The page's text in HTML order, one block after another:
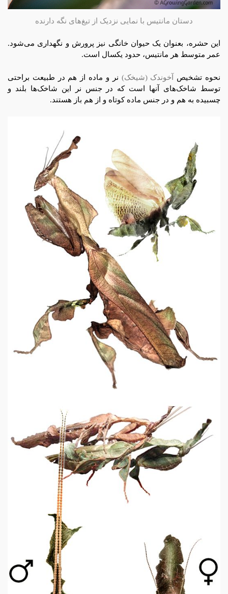
دستان مانتیس با نمایی نزدیک از تیغ‌های نگه دارنده
این حشره، بعنوان یک حیوان خانگی نیز پرورش و نگهداری می‌شود.
عمر متوسط هر مانتیس، حدود یکسال است.
نحوه تشخیص آخوندک (شیخک) نر و ماده از هم در طبیعت براحتی
توسط شاخک‌های آنها است که در جنس نر این شاخک‌ها بلند و
چسبیده به هم و در جنس ماده کوتاه و از هم باز هستند.